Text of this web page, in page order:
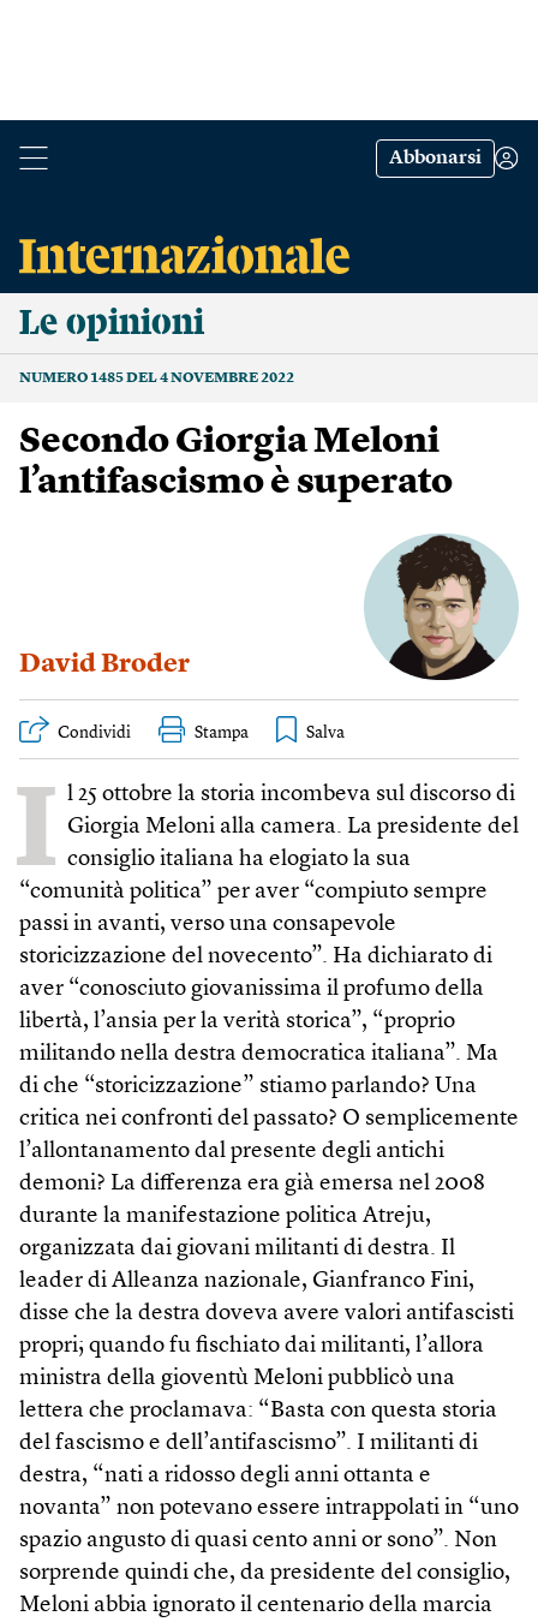
Abbonarsi
Le opinioni
NUMERO 1485 DEL 4 NOVEMBRE 2022
Secondo Giorgia Meloni
l’antifascismo è superato
David Broder
Condividi Stampa
I l 25 ottobre la storia incombeva sul discorso di
Giorgia Meloni alla camera. La presidente del
consiglio italiana ha elogiato la sua
“comunità politica” per aver “compiuto sempre
passi in avanti, verso una consapevole
storicizzazione del novecento”. Ha dichiarato di
aver “conosciuto giovanissima il profumo della
libertà, l’ansia per la verità storica”, “proprio
militando nella destra democratica italiana”. Ma
di che “storicizzazione” stiamo parlando? Una
critica nei confronti del passato? O semplicemente
l’allontanamento dal presente degli antichi
demoni? La differenza era già emersa nel 2008
durante la manifestazione politica Atreju,
organizzata dai giovani militanti di destra. Il
leader di Alleanza nazionale, Gianfranco Fini,
disse che la destra doveva avere valori antifascisti
propri; quando fu fischiato dai militanti, l’allora
ministra della gioventù Meloni pubblicò una
lettera che proclamava: “Basta con questa storia
del fascismo e dell’antifascismo”. I militanti di
destra, “nati a ridosso degli anni ottanta e
novanta” non potevano essere intrappolati in “uno
spazio angusto di quasi cento anni or sono”. Non
sorprende quindi che, da presidente del consiglio,
Meloni abbia ignorato il centenario della marcia